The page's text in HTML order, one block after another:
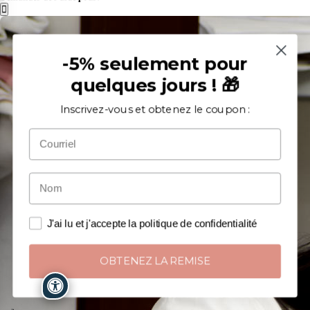
-5% seulement pour
quelques jours ! 🎁
Inscrivez-vous et obtenez le coupon :
J'ai lu et j'accepte la politique de confidentialité
OBTENEZ LA REMISE